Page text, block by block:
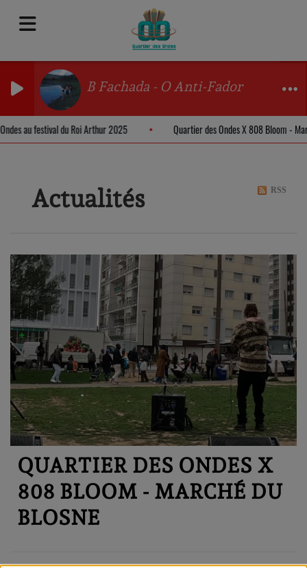
B Fachada - O Anti-Fador
Ondes au festival du Roi Arthur 2025 Quartier des Ondes X 808 Bloom -
Actualités RSS
QUARTIER DES ONDES X
808 BLOOM - MARCHÉ DU
BLOSNE